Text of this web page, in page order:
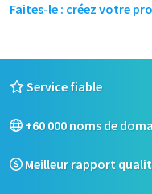
Faites-le : créez votre
Service fiable
+60 000 noms de
Meilleur rapport